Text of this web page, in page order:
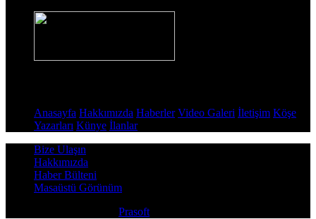
Anasayfa Hakkımızda Haberler Video Galeri İletişim Köşe
Yazarları Künye İlanlar
Bize Ulaşın
Hakkımızda
Haber Bülteni
Masaüstü Görünüm
Prasoft